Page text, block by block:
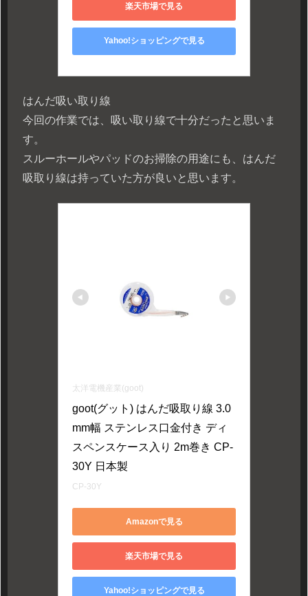
楽天市場で見る
Yahoo!ショッピングで見る
はんだ吸い取り線
今回の作業では、吸い取り線で十分だったと思いま
す。
スルーホールやパッドのお掃除の用途にも、はんだ
吸取り線は持っていた方が良いと思います。
太洋電機産業(goot)
goot(グット) はんだ吸取り線 3.0
mm幅 ステンレス口金付き ディ
スペンスケース入り 2m巻き CP-
30Y 日本製
CP-30Y
Amazonで見る
楽天市場で見る
Yahoo!ショッピングで見る